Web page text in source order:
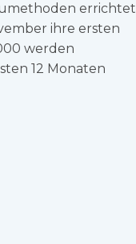
errichtet
ihre ersten
werden
12 Monaten